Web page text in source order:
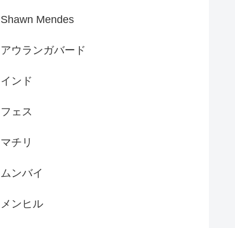
Shawn Mendes
アウランガバード
インド
フェス
マチリ
ムンバイ
メンヒル